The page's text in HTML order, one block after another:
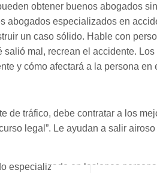
obtener buenos abogados
abogados especializados en
un caso sólido. Hable con
salió mal, recrean el accidente.
y cómo afectará a la persona en
de tráfico, debe contratar a los
legal”. Le ayudan a salir
especializado en lesiones